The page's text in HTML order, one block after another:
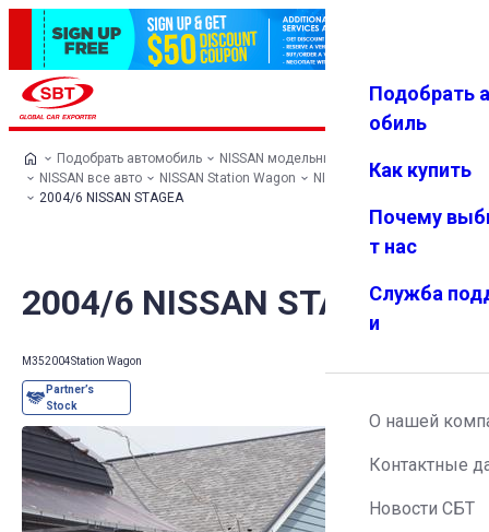
Избранн
Меню
Подобрать
обиль
Как купить
Почему
т нас
Служба
и
О нашей
Контактные
Новости СБТ
Подобрать автомобиль
NISSAN модельный ряд
NISSAN все авто
NISSAN Station Wagon
NISSAN STAGEA
2004/6 NISSAN STAGEA
2004/6 NISSAN STAGEA
M352004Station Wagon